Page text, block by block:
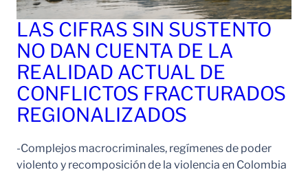
LAS CIFRAS SIN SUSTENTO
NO DAN CUENTA DE LA
REALIDAD ACTUAL DE
CONFLICTOS FRACTURADOS
REGIONALIZADOS
-Complejos macrocriminales, regímenes de poder
violento y recomposición de la violencia en Colombia